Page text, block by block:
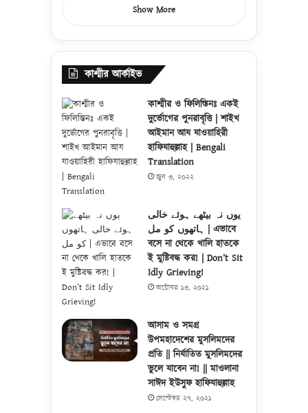
Show More
কাশ্মীর আর্কাইভ
কাশ্মীর ও ফিলিস্তিনঃ একই
দুর্ভোগের পুনরাবৃত্তি | শাইখ
আইমান আয যাওয়াহিরী
হাফিযাহুল্লাহ | Bengali
Translation
জুন ৩, ২০২২
یوں نہ بیٹھے ہوئے خالی
ہاتھوں کو مل | এভাবে
বসে না থেকে খালি হাতকে
ই মুষ্টিবদ্ধ কর! | Don’t Sit
Idly Grieving!
অক্টোবর ১৩, ২০২১
আসাম ও সমগ্র
উপমহাদেশের মুসলিমদের
প্রতি || নির্যাতিত মুসলিমদের
ভুলে যাবেন না! || মাওলানা
সাঈদ ইউসুফ হাফিযাহুল্লাহ
সেপ্টেম্বর ২৭, ২০২১